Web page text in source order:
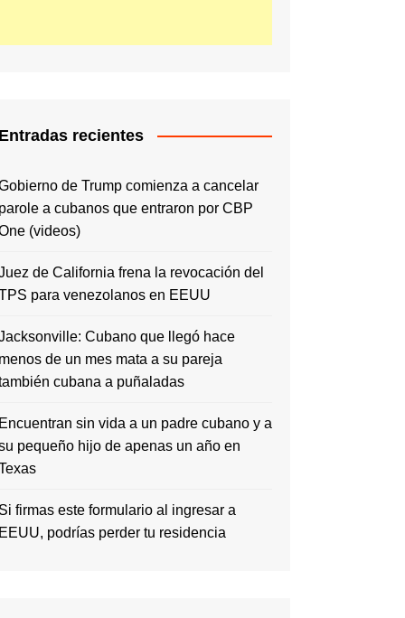
Entradas recientes
de Trump comienza a cancelar
parole a cubanos que entraron por CBP
(videos)
de California frena la revocación del
para venezolanos en EEUU
Cubano que llegó hace
menos de un mes mata a su pareja
cubana a puñaladas
Encuentran sin vida a un padre cubano y a
pequeño hijo de apenas un año en
Si firmas este formulario al ingresar a
EEUU, podrías perder tu residencia